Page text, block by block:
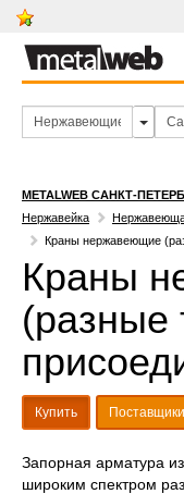
METALWEB САНКТ-
Нержавейка
Краны нержавеющие
Краны
(разные
Купить Поставщики
Запорная арматура
широким спектром